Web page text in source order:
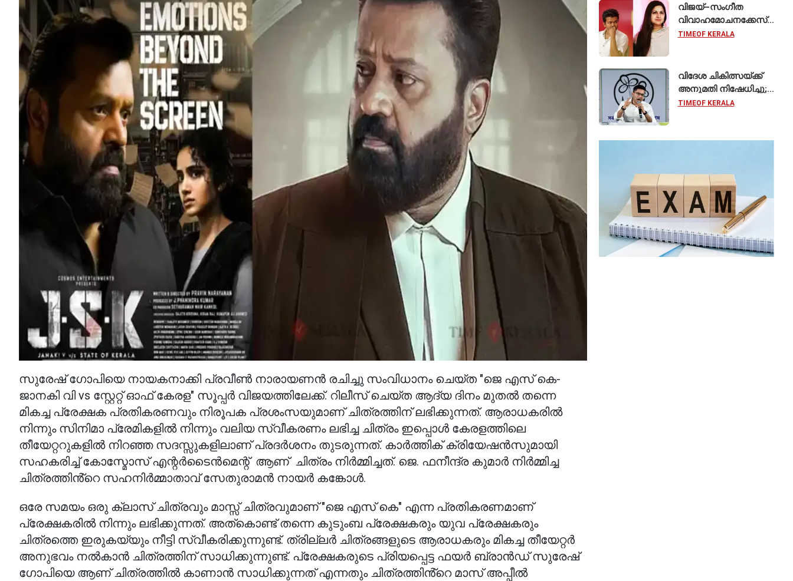
സുരേഷ് ഗോപിയെ നായകനാക്കി പ്രവീൺ നാരായണൻ രചിച്ചു സംവിധാനം ചെയ്ത "ജെ എസ് കെ-
ജാനകി വി vs സ്റ്റേറ്റ് ഓഫ് കേരള" സൂപ്പർ വിജയത്തിലേക്ക്. റിലീസ് ചെയ്ത ആദ്യ ദിനം മുതൽ തന്നെ
മികച്ച പ്രേക്ഷക പ്രതികരണവും നിരൂപക പ്രശംസയുമാണ് ചിത്രത്തിന് ലഭിക്കുന്നത്. ആരാധകരിൽ
നിന്നും സിനിമാ പ്രേമികളിൽ നിന്നും വലിയ സ്വീകരണം ലഭിച്ച ചിത്രം ഇപ്പൊൾ കേരളത്തിലെ
തീയേറ്ററുകളിൽ നിറഞ്ഞ സദസ്സുകളിലാണ് പ്രദർശനം തുടരുന്നത്. കാർത്തിക് ക്രിയേഷൻസുമായി
സഹകരിച്ച് കോസ്മോസ് എന്റർടൈൻമെന്റ് ആണ് ചിത്രം നിർമ്മിച്ചത്. ജെ. ഫനീന്ദ്ര കുമാർ നിർമ്മിച്ച
ചിത്രത്തിൻ്റെ സഹനിർമ്മാതാവ് സേതുരാമൻ നായർ കങ്കോൾ.
ഒരേ സമയം ഒരു ക്ലാസ് ചിത്രവും മാസ്സ് ചിത്രവുമാണ് "ജെ എസ് കെ" എന്ന പ്രതികരണമാണ്
പ്രേക്ഷകരിൽ നിന്നും ലഭിക്കുന്നത്. അത്കൊണ്ട് തന്നെ കുടുംബ പ്രേക്ഷകരും യുവ പ്രേക്ഷകരും
ചിത്രത്തെ ഇരുകയ്യും നീട്ടി സ്വീകരിക്കുന്നുണ്ട്. ത്രില്ലർ ചിത്രങ്ങളുടെ ആരാധകരും മികച്ച തീയേറ്റർ
അനുഭവം നൽകാൻ ചിത്രത്തിന് സാധിക്കുന്നുണ്ട്. പ്രേക്ഷകരുടെ പ്രിയപ്പെട്ട ഫയർ ബ്രാൻഡ് സുരേഷ്
ഗോപിയെ ആണ് ചിത്രത്തിൽ കാണാൻ സാധിക്കുന്നത് എന്നതും ചിത്രത്തിൻ്റെ മാസ് അപ്പീൽ
കേരളത്തിലെ ഈ
സ്കൂൾ വേറിട്ട മാതൃക
വിജയ്–സംഗീത
വിവാഹമോചനക്കേസ്
പിൻവലിച്ചു; ഹർജി
കോടതി
TIMEOF KERALA
വിദേശ ചികിത്സയ്ക്ക്
അനുമതി നിഷേധിച്ചു;
സുപ്രീം കോടതിയെ
TIMEOF KERALA